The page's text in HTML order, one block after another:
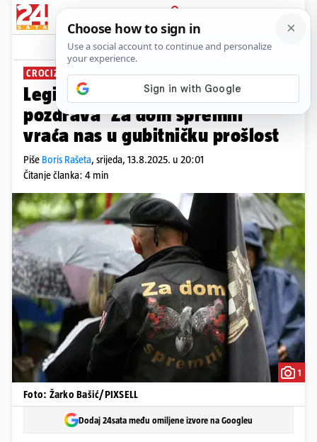
PRIJAVA
News Komentari
CROCIZAM
Legitimizacija i legalizacija
pozdrava ‘Za dom spremni’
vraća nas u gubitničku prošlost
Piše Boris Rašeta, srijeda, 13.8.2025. u 20:01
Čitanje članka: 4 min
1
Foto: Žarko Bašić/PIXSELL
Dodaj 24sata među omiljene izvore na Googleu